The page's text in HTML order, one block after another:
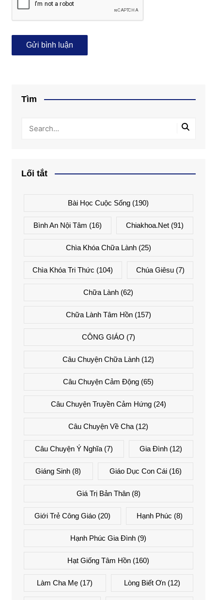
Tìm
Lối tắt
Bài Học Cuộc Sống (190)
Bình An Nội Tâm (16) Chiakhoa.net (91)
Chìa Khóa Chữa Lành(25)
Chìa Khóa Tri Thức (104) Chúa Giêsu(7)
Chữa Lành (62)
Chữa Lành Tâm Hồn(157)
CÔNG GIÁO (7)
Câu Chuyện Chữa Lành (12)
Câu Chuyện Cảm Động (65)
Câu Chuyện Truyền Cảm Hứng(24)
Câu Chuyện Về Cha (12)
Câu Chuyện Ý Nghĩa(7) Gia Đình (12)
Giáng Sinh (8) Giáo Dục Con Cái(16)
Giá Trị Bản Thân(8)
Giới Trẻ Công Giáo(20) Hạnh Phúc (8)
Hạnh Phúc Gia Đình (9)
Hạt Giống Tâm Hồn (160)
Làm Cha Mẹ (17) Lòng Biết Ơn(12)